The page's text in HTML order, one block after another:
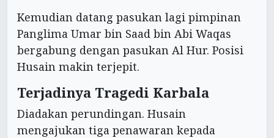
Kemudian datang pasukan lagi pimpinan
Panglima Umar bin Saad bin Abi Waqas
bergabung dengan pasukan Al Hur. Posisi
Husain makin terjepit.
Terjadinya Tragedi Karbala
Diadakan perundingan. Husain
mengajukan tiga penawaran kepada